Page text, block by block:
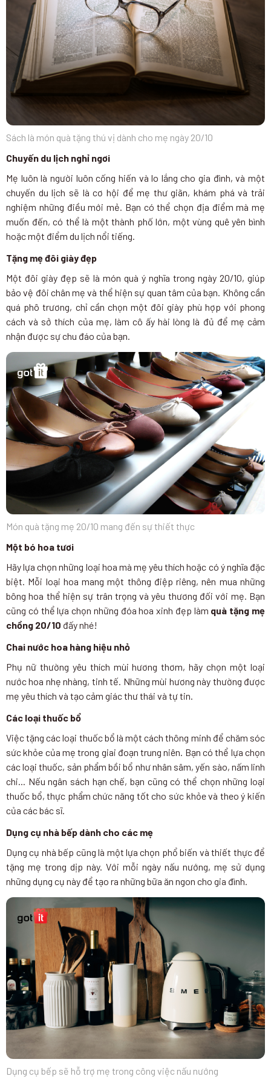
Sách là món quà tặng thú vị dành cho mẹ ngày 20/10
Chuyến du lịch nghỉ ngơi
Mẹ luôn là người luôn cống hiến và lo lắng cho gia đình, và một
chuyến du lịch sẽ là cơ hội để mẹ thư giãn, khám phá và trải
nghiệm những điều mới mẻ. Bạn có thể chọn địa điểm mà mẹ
muốn đến, có thể là một thành phố lớn, một vùng quê yên bình
hoặc một điểm du lịch nổi tiếng.
Tặng mẹ đôi giày đẹp
Một đôi giày đẹp sẽ là món quà ý nghĩa trong ngày 20/10, giúp
bảo vệ đôi chân mẹ và thể hiện sự quan tâm của bạn. Không cần
quá phô trương, chỉ cần chọn một đôi giày phù hợp với phong
cách và sở thích của mẹ, làm cô ấy hài lòng là đủ để mẹ cảm
nhận được sự chu đáo của bạn.
Món quà tặng mẹ 20/10 mang đến sự thiết thực
Một bó hoa tươi
Hãy lựa chọn những loại hoa mà mẹ yêu thích hoặc có ý nghĩa đặc
biệt. Mỗi loại hoa mang một thông điệp riêng, nên mua những
bông hoa thể hiện sự trân trọng và yêu thương đối với mẹ. Bạn
cũng có thể lựa chọn những đóa hoa xinh đẹp làm quà tặng mẹ
chồng 20/10 đấy nhé!
Chai nước hoa hàng hiệu nhỏ
Phụ nữ thường yêu thích mùi hương thơm, hãy chọn một loại
nước hoa nhẹ nhàng, tinh tế. Những mùi hương này thường được
mẹ yêu thích và tạo cảm giác thư thái và tự tin.
Các loại thuốc bổ
Việc tặng các loại thuốc bổ là một cách thông minh để chăm sóc
sức khỏe của mẹ trong giai đoạn trung niên. Bạn có thể lựa chọn
các loại thuốc, sản phẩm bồi bổ như nhân sâm, yến sào, nấm linh
chi... Nếu ngân sách hạn chế, bạn cũng có thể chọn những loại
thuốc bổ, thực phẩm chức năng tốt cho sức khỏe và theo ý kiến
của các bác sĩ.
Dụng cụ nhà bếp dành cho các mẹ
Dụng cụ nhà bếp cũng là một lựa chọn phổ biến và thiết thực để
tặng mẹ trong dịp này. Với mỗi ngày nấu nướng, mẹ sử dụng
những dụng cụ này để tạo ra những bữa ăn ngon cho gia đình.
Dụng cụ bếp sẽ hỗ trợ mẹ trong công việc nấu nướng